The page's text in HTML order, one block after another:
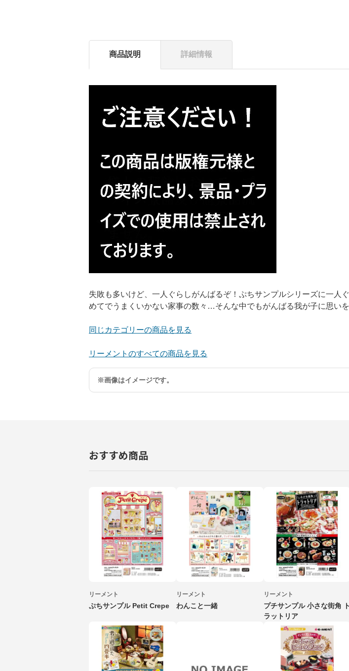
商品説明 詳細情報
失敗も多いけど、一人ぐらしがんばるぞ！ぷちサンプルシリーズに一人
めてでうまくいかない家事の数々…そんな中でもがんばる我が子に思い
同じカテゴリーの商品を見る
リーメントのすべての商品を見る
※画像はイメージです。
おすすめ商品
リーメント
ぷちサンプル Petit Crepe
リーメント
わんこと一緒
リーメント
プチサンプル 小さな街角 ト
ラットリア